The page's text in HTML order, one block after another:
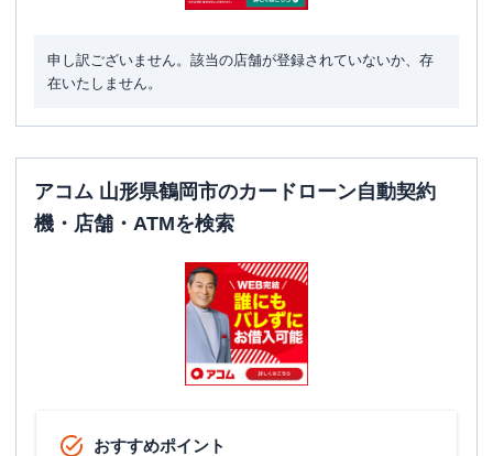
申し訳ございません。該当の店舗が登録されていないか、存
在いたしません。
アコム 山形県鶴岡市のカードローン自動契約
機・店舗・ATMを検索
おすすめポイント